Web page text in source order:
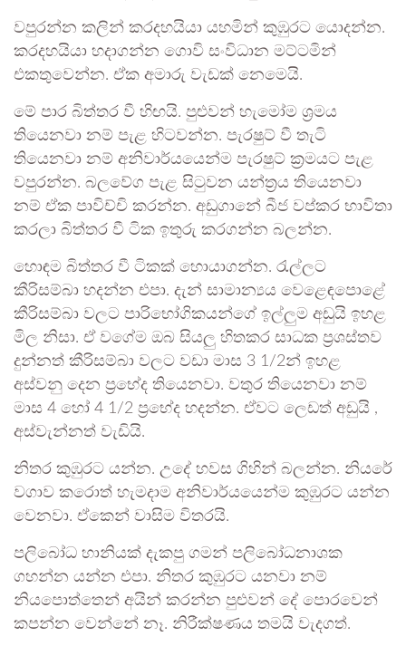
වපුරන්න කලින් කරදහයියා යහමින් කුඹුරට යොදන්න.
කරදහයියා හදාගන්න ගොවි සංවිධාන මට්ටමින්
එකතුවෙන්න. ඒක අමාරු වැඩක් නෙමෙයි.
මේ පාර බිත්තර වී හිඟයි. පුළුවන් හැමෝම ශ්‍රමය
තියෙනවා නම් පැළ හිටවන්න. පැරෂුට් වී තැටි
තියෙනවා නම් අනිවාර්යයෙන්ම පැරෂුට් ක්‍රමයට පැළ
වපුරන්න. බලවේග පැළ සිටුවන යන්ත්‍රය තියෙනවා
නම් ඒක පාවිච්චි කරන්න. අඩුගානේ බීජ වප්කර භාවිතා
කරලා බිත්තර වී ටික ඉතුරු කරගන්න බලන්න.
හොඳම බිත්තර වී ටිකක් හොයාගන්න. රැල්ලට
කීරිසම්බා හදන්න එපා. දැන් සාමාන්‍යය වෙළෙඳපොළේ
කීරිසම්බා වලට පාරිභෝගිකයන්ගේ ඉල්ලුම අඩුයි ඉහළ
මිල නිසා. ඒ වගේම ඔබ සියලු හිතකර සාධක ප්‍රශස්තව
දුන්නත් කීරිසම්බා වලට වඩා මාස 3 1/2න් ඉහළ
අස්වනු දෙන ප්‍රභේද තියෙනවා. වතුර තියෙනවා නම්
මාස 4 හෝ 4 1/2 ප්‍රභේද හදන්න. ඒවට ලෙඩත් අඩුයි ,
අස්වැන්නත් වැඩියි.
නිතර කුඹුරට යන්න. උදේ හවස ගිහින් බලන්න. නියරේ
වගාව කරොත් හැමදාම අනිවාර්යයෙන්ම කුඹුරට යන්න
වෙනවා. ඒකෙන් වාසිම විතරයි.
පලිබෝධ හානියක් දැකපු ගමන් පලිබෝධනාශක
ගහන්න යන්න එපා. නිතර කුඹුරට යනවා නම්
නියපොත්තෙන් අයින් කරන්න පුළුවන් දේ පොරවෙන්
කපන්න වෙන්නේ නෑ. නිරීක්ෂණය තමයි වැදගත්.